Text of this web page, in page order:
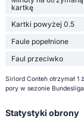
kartkę
Kartki powyżej 0.5
Faule popełnione
Faul przeciwko
Sirlord Conteh otrzymał
pory w sezonie
Statystyki obrony